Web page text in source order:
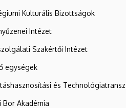
Kulturális Bizottságok
Intézet
Szakértői Intézet
egységek
és
Bor Akadémia